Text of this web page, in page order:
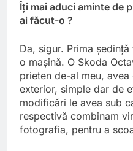
Îţi mai aduci aminte de
ai făcut-o ?
Da, sigur. Prima
o maşină. O Skoda
prieten de-al meu,
exterior, simple dar de
modificări le avea sub
respectivă combinam
fotografia, pentru a